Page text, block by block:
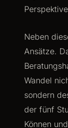
Neben
Ansätze.
Wandel
sondern
der fünf
Können